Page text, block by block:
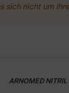
sich nicht um
ARNOMED